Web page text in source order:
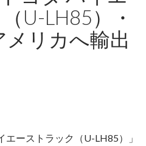
U-LH85）・
リカへ輸出
ーストラック（U-LH85）」